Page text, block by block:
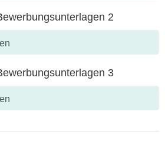
2
3